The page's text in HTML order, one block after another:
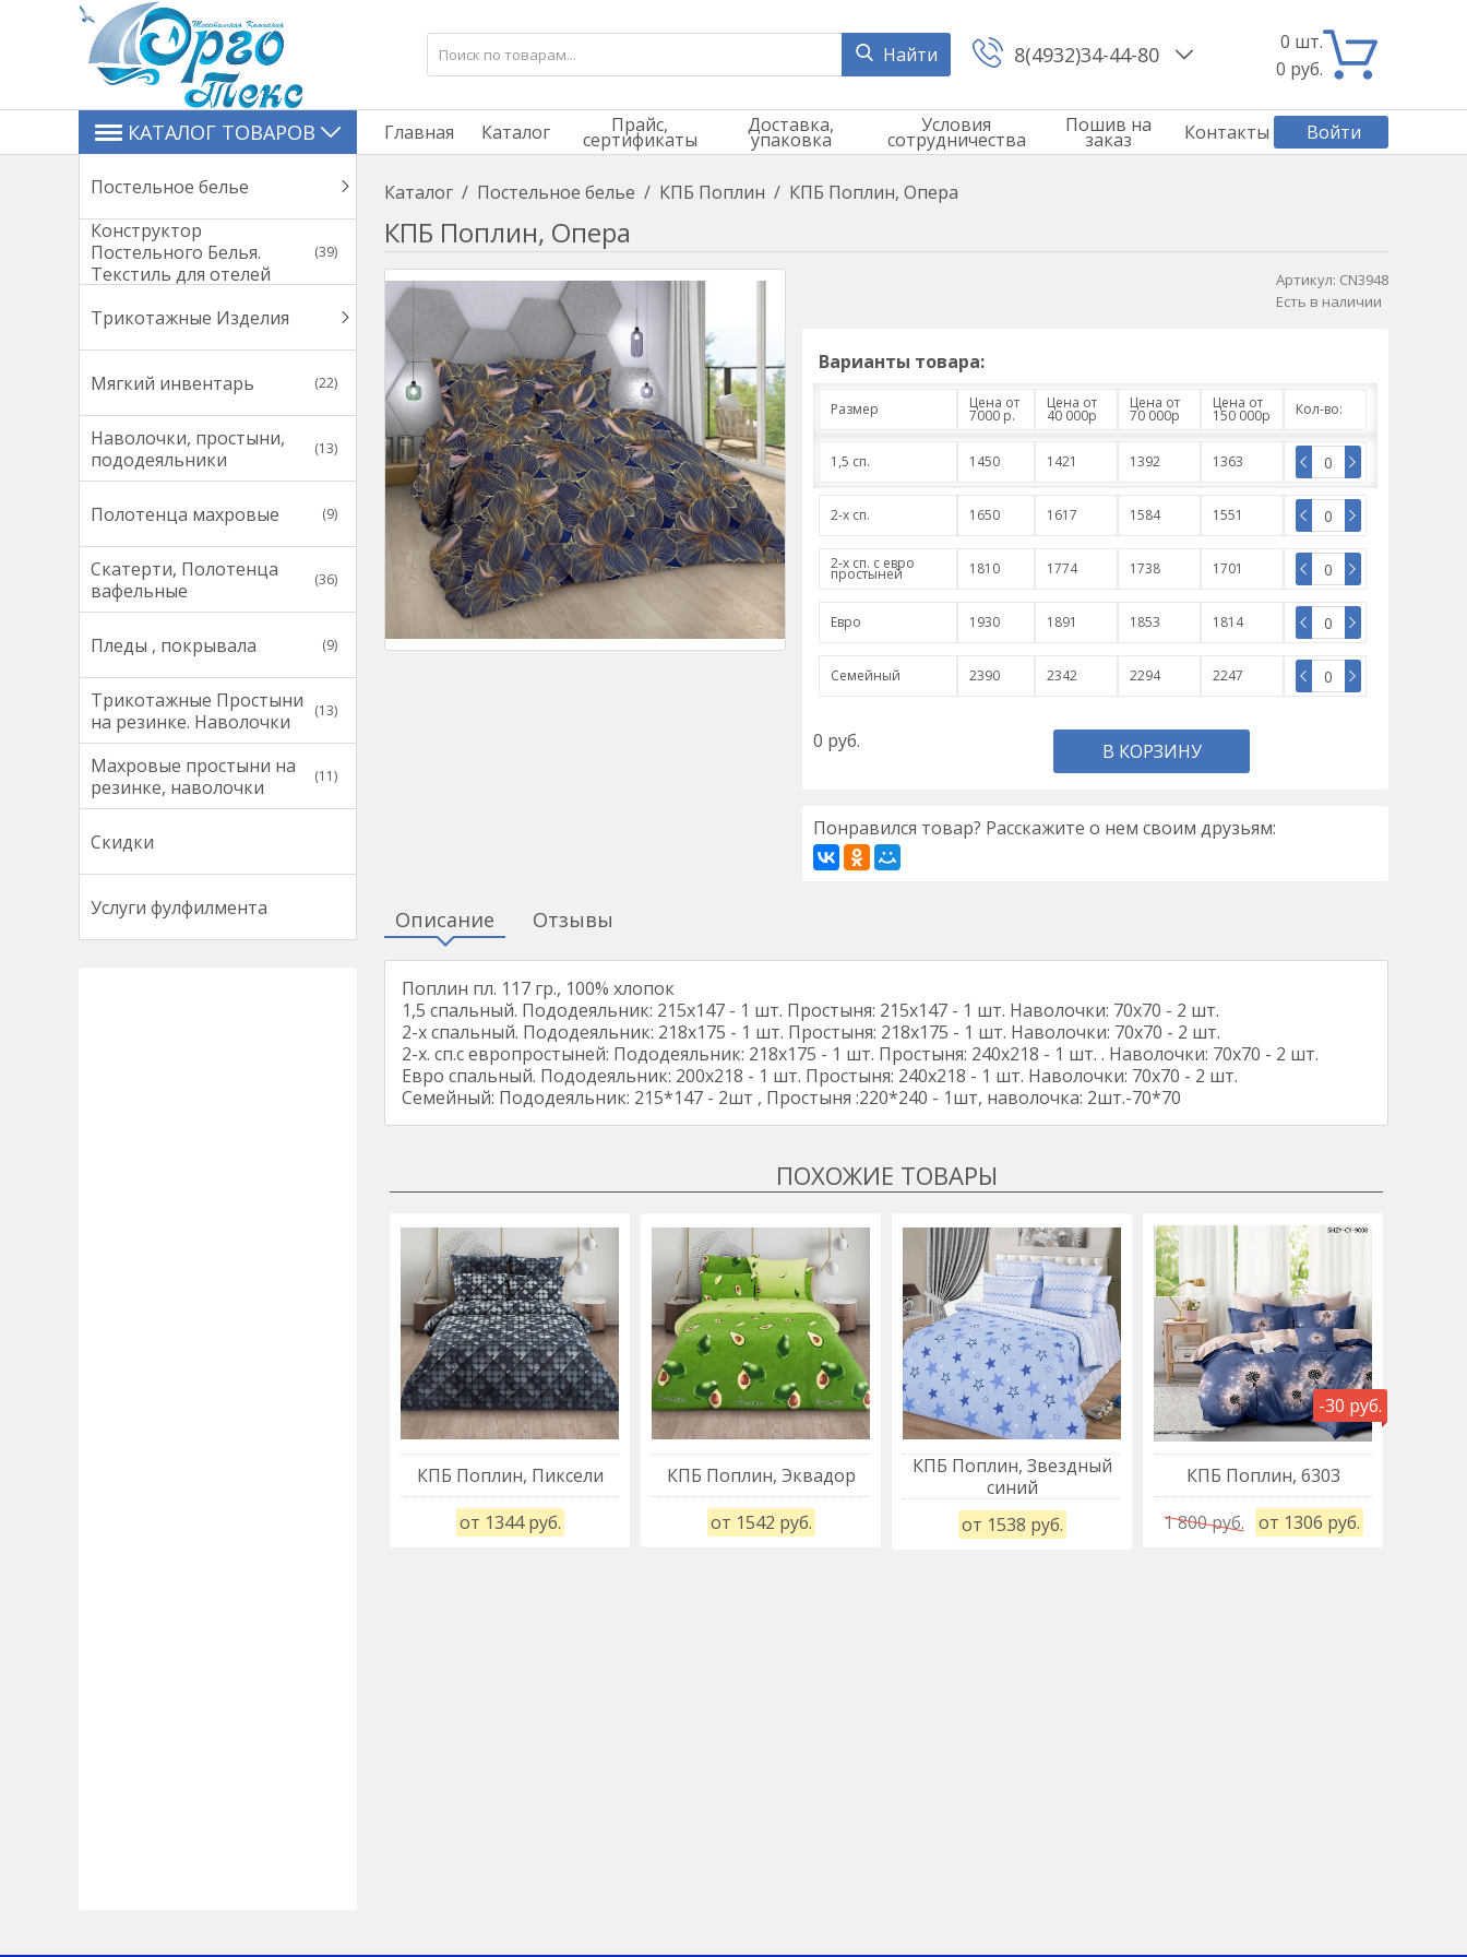
Найти 8(4932)34-44-80
0 шт.
0 руб.
КАТАЛОГ ТОВАРОВ
Постельное белье
Конструктор
Постельного Белья.
Текстиль для отелей
(39)
Трикотажные Изделия
Мягкий инвентарь (22)
Наволочки, простыни,
пододеяльники
(13)
Полотенца махровые (9)
Скатерти, Полотенца
вафельные
(36)
Пледы , покрывала (9)
Трикотажные Простыни
на резинке. Наволочки
(13)
Махровые простыни на
резинке, наволочки
(11)
Скидки
Услуги фулфилмента
Главная Каталог Прайс,
сертификаты
Доставка,
упаковка
Условия
сотрудничества
Пошив на
заказ Контакты Войти
Каталог / Постельное белье / КПБ Поплин / КПБ Поплин, Опера
КПБ Поплин, Опера
Артикул: CN3948
Есть в наличии
Варианты товара:
Размер Цена от
7000 р.
Цена от
40 000р
Цена от
70 000р
Цена от
150 000р Кол-во:
1,5 сп. 1450 1421 1392 1363
2-х сп. 1650 1617 1584 1551
2-х сп. с евро
простыней 1810 1774 1738 1701
Евро 1930 1891 1853 1814
Семейный 2390 2342 2294 2247
0 руб. В КОРЗИНУ
Понравился товар? Расскажите о нем своим друзьям:
Описание Отзывы
Поплин пл. 117 гр., 100% хлопок
1,5 спальный. Пододеяльник: 215х147 - 1 шт. Простыня: 215х147 - 1 шт. Наволочки: 70х70 - 2 шт.
2-х спальный. Пододеяльник: 218х175 - 1 шт. Простыня: 218х175 - 1 шт. Наволочки: 70х70 - 2 шт.
2-х. сп.с европростыней: Пододеяльник: 218х175 - 1 шт. Простыня: 240х218 - 1 шт. . Наволочки: 70х70 - 2 шт.
Евро спальный. Пододеяльник: 200х218 - 1 шт. Простыня: 240х218 - 1 шт. Наволочки: 70х70 - 2 шт.
Семейный: Пододеяльник: 215*147 - 2шт , Простыня :220*240 - 1шт, наволочка: 2шт.-70*70
КПБ Поплин, Пиксели
от 1344 руб.
КПБ Поплин, Эквадор
от 1542 руб.
КПБ Поплин, Звездный
синий
от 1538 руб.
-30 руб.
КПБ Поплин, 6303
1 800 руб.
от 1306 руб.